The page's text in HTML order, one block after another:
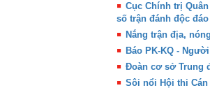
Cục Chính trị
số trận đánh độc
Nắng trận địa,
Báo PK-KQ -
Đoàn cơ sở Trung
Sôi nổi Hội thi Cán